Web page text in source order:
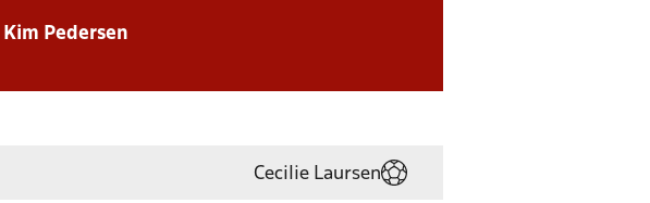
Kim Pedersen
Cecilie Laursen